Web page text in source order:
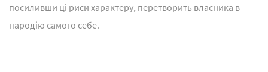
посиливши ці риси характеру, перетворить власника в
пародію самого себе.